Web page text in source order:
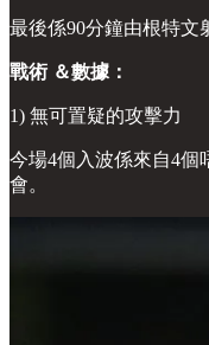
最後係90分鐘由根特文
戰術 ＆數據：
1) 無可置疑的攻擊力
今場4個入波係來自4個
會。